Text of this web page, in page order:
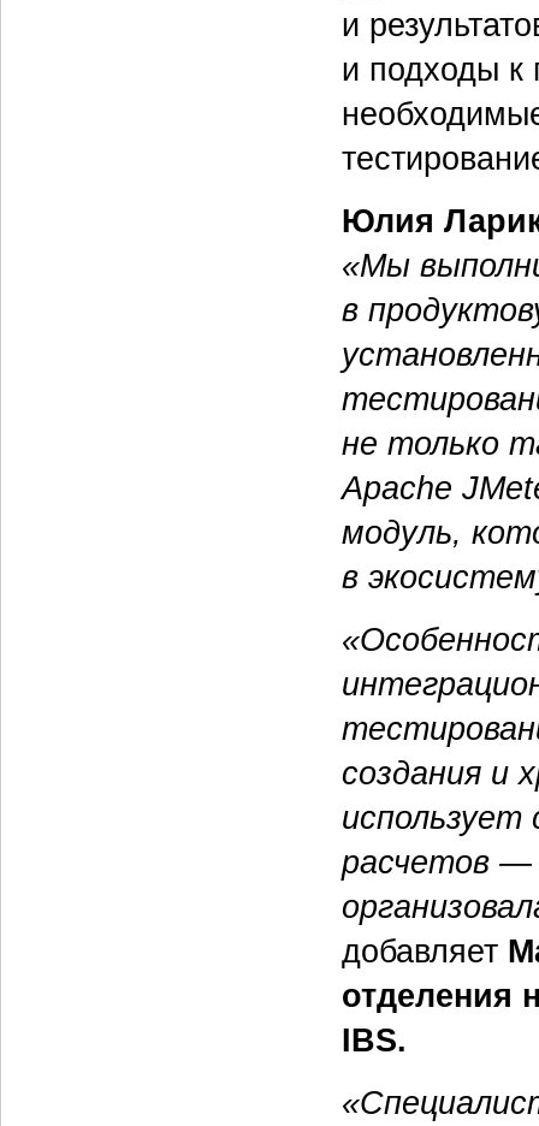
и
и подходы к
Юлия
«Мы
в
не только
Apache
модуль,
в
создания и
использует
расчетов —
добавляет
отделения
IBS.